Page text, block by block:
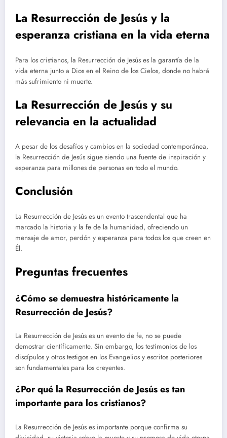
La Resurrección de Jesús y la
esperanza cristiana en la vida eterna
Para los cristianos, la Resurrección de Jesús es la garantía de la
vida eterna junto a Dios en el Reino de los Cielos, donde no habrá
más sufrimiento ni muerte.
La Resurrección de Jesús y su
relevancia en la actualidad
A pesar de los desafíos y cambios en la sociedad contemporánea,
la Resurrección de Jesús sigue siendo una fuente de inspiración y
esperanza para millones de personas en todo el mundo.
Conclusión
La Resurrección de Jesús es un evento trascendental que ha
marcado la historia y la fe de la humanidad, ofreciendo un
mensaje de amor, perdón y esperanza para todos los que creen en
Él.
Preguntas frecuentes
¿Cómo se demuestra históricamente la
Resurrección de Jesús?
La Resurrección de Jesús es un evento de fe, no se puede
demostrar científicamente. Sin embargo, los testimonios de los
discípulos y otros testigos en los Evangelios y escritos posteriores
son fundamentales para los creyentes.
¿Por qué la Resurrección de Jesús es tan
importante para los cristianos?
La Resurrección de Jesús es importante porque confirma su